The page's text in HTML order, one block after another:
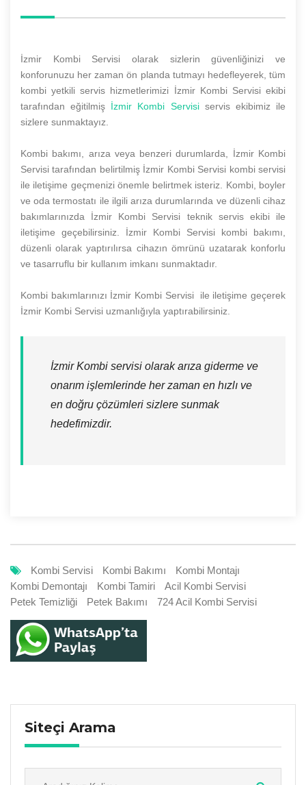
İzmir Kombi Servisi olarak sizlerin güvenliğinizi ve
konforunuzu her zaman ön planda tutmayı hedefleyerek, tüm
kombi yetkili servis hizmetlerimizi İzmir Kombi Servisi ekibi
tarafından eğitilmiş İzmir Kombi Servisiservis ekibimiz ile
sizlere sunmaktayız.
Kombi bakımı, arıza veya benzeri durumlarda, İzmir Kombi
Servisi tarafından belirtilmiş İzmir Kombi Servisi kombi servisi
ile iletişime geçmenizi önemle belirtmek isteriz. Kombi, boyler
ve oda termostatı ile ilgili arıza durumlarında ve düzenli cihaz
bakımlarınızda İzmir Kombi Servisi teknik servis ekibi ile
iletişime geçebilirsiniz. İzmir Kombi Servisi kombi bakımı,
düzenli olarak yaptırılırsa cihazın ömrünü uzatarak konforlu
ve tasarruflu bir kullanım imkanı sunmaktadır.
Kombi bakımlarınızı İzmir Kombi Servisi ile iletişime geçerek
İzmir Kombi Servisi uzmanlığıyla yaptırabilirsiniz.
İzmir Kombi servisi olarak arıza giderme ve
onarım işlemlerinde her zaman en hızlı ve
en doğru çözümleri sizlere sunmak
hedefimizdir.
Kombi Servisi Kombi Bakımı
Kombi Montajı
Kombi Demontajı
Kombi Tamiri
Acil Kombi Servisi
Petek Temizliği
Petek Bakımı 724 Acil Kombi Servisi
Siteçi Arama